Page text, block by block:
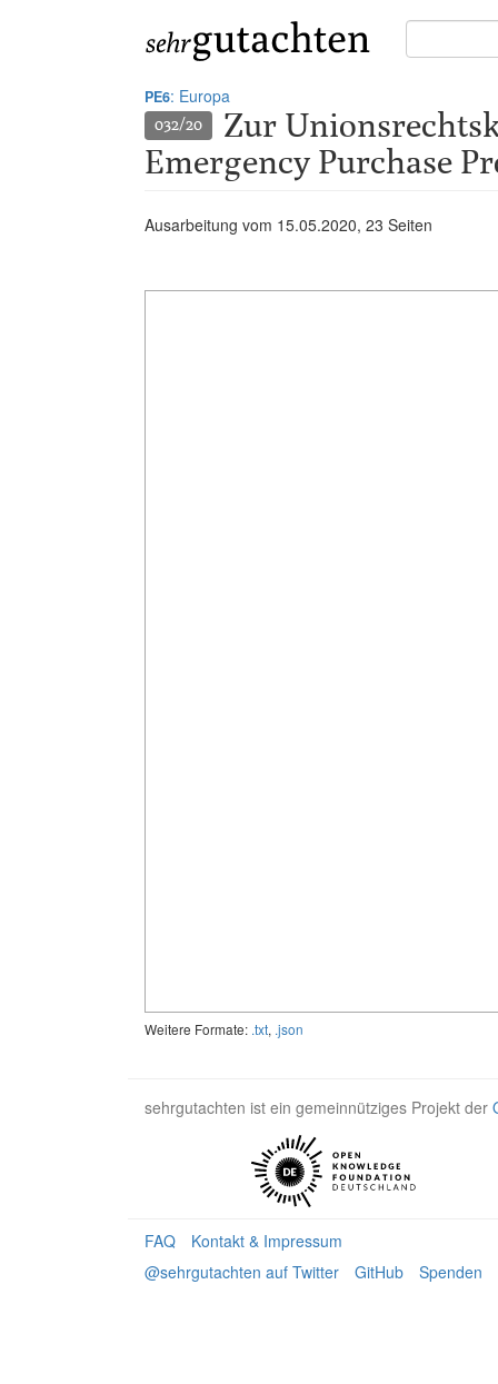
Suche
in
PE6: Europa
032/20
Zur
Emergency Purchase
Ausarbeitung vom 15.05.2020, 23 Seiten
Weitere Formate: .txt, .json
sehrgutachten ist ein gemeinnütziges Projekt der
FAQ
Kontakt & Impressum
@sehrgutachten auf Twitter
GitHub Spenden